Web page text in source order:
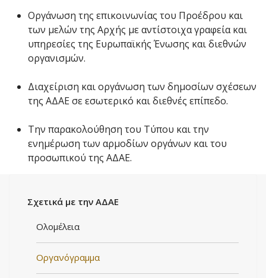
Οργάνωση της επικοινωνίας του Προέδρου και
των μελών της Αρχής με αντίστοιχα γραφεία και
υπηρεσίες της Ευρωπαϊκής Ένωσης και διεθνών
οργανισμών.
Διαχείριση και οργάνωση των δημοσίων σχέσεων
της ΑΔΑΕ σε εσωτερικό και διεθνές επίπεδο.
Την παρακολούθηση του Τύπου και την
ενημέρωση των αρμοδίων οργάνων και του
προσωπικού της ΑΔΑΕ.
Σχετικά με την ΑΔΑΕ
Ολομέλεια
Οργανόγραμμα